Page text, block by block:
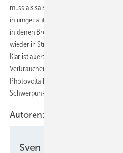
muss als saisonaler Speicher wieder
in umgebauten Erdgaskraftwerken
in denen Brennstoffzellen
wieder in Strom umwandeln, wird sich
Klar ist aber: Die Grundlage der
Verbrauchern mit preiswertem Strom ist
Photovoltaik und Windkraft. Darauf
Schwerpunkt ihrer Energiepolitik legen.
Autoren:
Sven Ullrich